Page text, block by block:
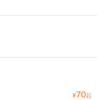
¥70起